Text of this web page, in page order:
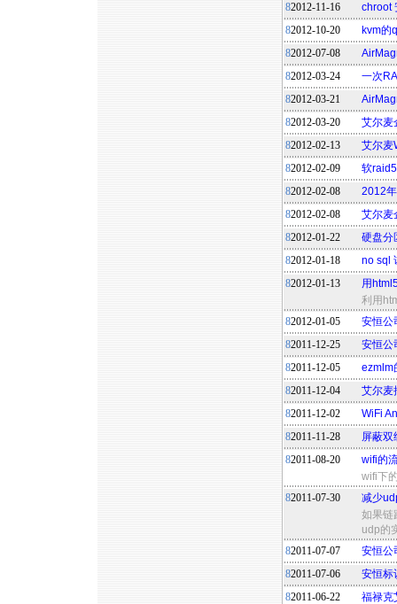
82012-11-16
chroot
82012-10-20
kvm的
82012-07-08
82012-03-24
一次
82012-03-21
82012-03-20
艾尔麦
82012-02-13
艾尔麦
82012-02-09
软
82012-02-08
2012
82012-02-08
艾尔麦
82012-01-22
硬盘分
82012-01-18
no sql
82012-01-13
用
利用
82012-01-05
安恒公
82011-12-25
安恒公
82011-12-05
ezmlm
82011-12-04
艾尔麦
82011-12-02
WiFi
82011-11-28
屏蔽双
82011-08-20
wifi的
wifi下
82011-07-30
减少
如果链
udp的
82011-07-07
安恒公
82011-07-06
安恒标
82011-06-22
福禄克